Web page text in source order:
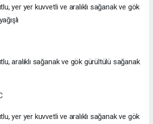
yer yer kuvvetli ve aralıklı sağanak ve gök
aralıklı sağanak ve gök gürültülü sağanak
yer yer kuvvetli ve aralıklı sağanak ve gök